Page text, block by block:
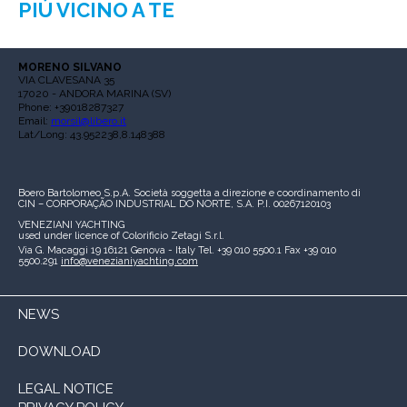
PIÙ VICINO A TE
MORENO SILVANO
VIA CLAVESANA 35
17020 - ANDORA MARINA (SV)
Phone: +39018287327
Email: morsil@libero.it
Lat/Long: 43.952238,8.148388
Boero Bartolomeo S.p.A. Società soggetta a direzione e coordinamento di
CIN – CORPORAÇÃO INDUSTRIAL DO NORTE, S.A. P.I. 00267120103
VENEZIANI YACHTING
used under licence of Colorificio Zetagi S.r.l.
Via G. Macaggi 19 16121 Genova - Italy Tel. +39 010 5500.1 Fax +39 010
5500.291 info@venezianiyachting.com
NEWS
DOWNLOAD
LEGAL NOTICE